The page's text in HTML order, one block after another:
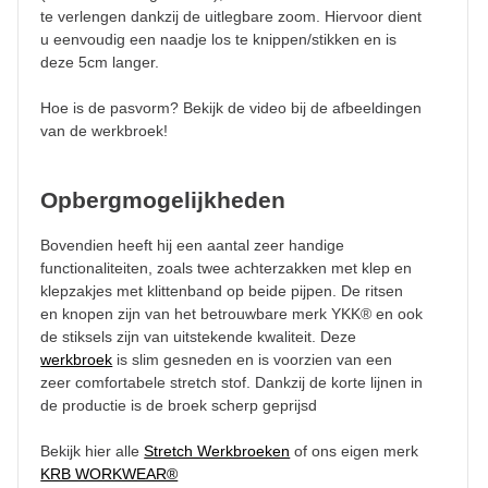
te verlengen dankzij de uitlegbare zoom. Hiervoor dient
u eenvoudig een naadje los te knippen/stikken en is
deze 5cm langer.
Hoe is de pasvorm? Bekijk de video bij de afbeeldingen
van de werkbroek!
Opbergmogelijkheden
Bovendien heeft hij een aantal zeer handige
functionaliteiten, zoals twee achterzakken met klep en
klepzakjes met klittenband op beide pijpen. De ritsen
en knopen zijn van het betrouwbare merk YKK® en ook
de stiksels zijn van uitstekende kwaliteit. Deze
werkbroek is slim gesneden en is voorzien van een
zeer comfortabele stretch stof. Dankzij de korte lijnen in
de productie is de broek scherp geprijsd
Bekijk hier alleStretch Werkbroeken of ons eigen merk
KRB WORKWEAR®